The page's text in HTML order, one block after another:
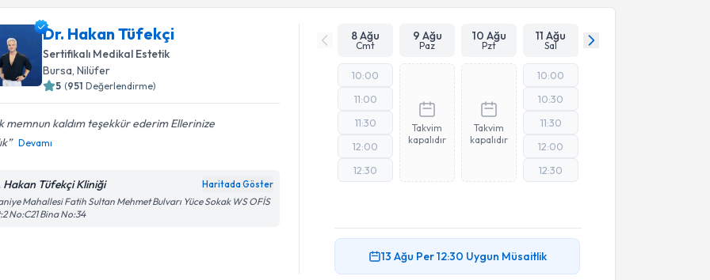
Dr. Hakan Tüfekçi
Sertifikalı Medikal Estetik
Bursa,Nilüfer
5 (951 Değerlendirme)
memnun kaldım teşekkür ederim Ellerinize
Devamı
Hakan Tüfekçi Kliniği Haritada Göster
Mahallesi Fatih Sultan Mehmet Bulvarı Yüce Sokak WS OFİS
No:C21 Bina No:34
8 Ağu
Cmt
9 Ağu
Paz
10 Ağu
Pzt
11 Ağu
Sal
10:00
11:00
11:30
12:00
12:30
Takvim
kapalıdır
Takvim
kapalıdır
10:00
10:30
11:30
12:00
12:30
13 Ağu Per12:30 Uygun Müsaitlik